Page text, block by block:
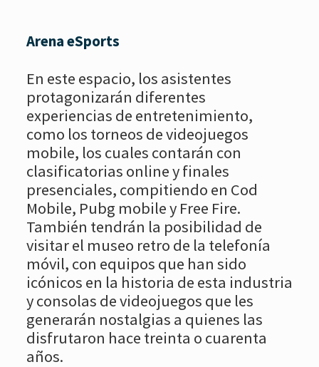
Arena eSports
En este espacio, los asistentes
protagonizarán diferentes
experiencias de entretenimiento,
como los torneos de videojuegos
mobile, los cuales contarán con
clasificatorias online y finales
presenciales, compitiendo en Cod
Mobile, Pubg mobile y Free Fire.
También tendrán la posibilidad de
visitar el museo retro de la telefonía
móvil, con equipos que han sido
icónicos en la historia de esta industria
y consolas de videojuegos que les
generarán nostalgias a quienes las
disfrutaron hace treinta o cuarenta
años.